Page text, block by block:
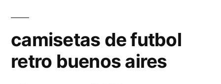
camisetas de futbol
retro buenos aires